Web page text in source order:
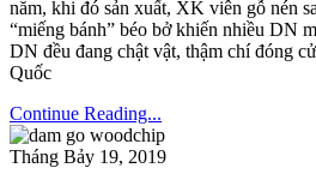
năm, khi đó sản xuất, XK viên gỗ nén
“miếng bánh” béo bở khiến nhiều DN
DN đều đang chật vật, thậm chí đóng
Quốc
Continue Reading...
Tháng Bảy 19, 2019